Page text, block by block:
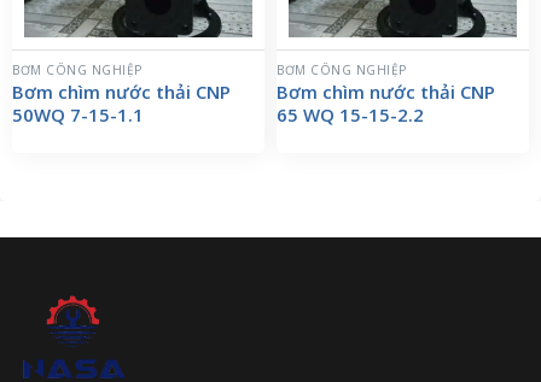
BƠM CÔNG NGHIỆP
Bơm chìm nước thải CNP
50WQ 7-15-1.1
BƠM CÔNG NGHIỆP
Bơm chìm nước thải CNP
65 WQ 15-15-2.2